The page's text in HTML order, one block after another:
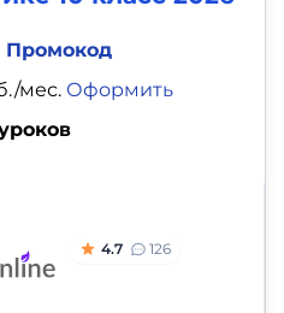
Промокод
мес. Оформить
4.7 126